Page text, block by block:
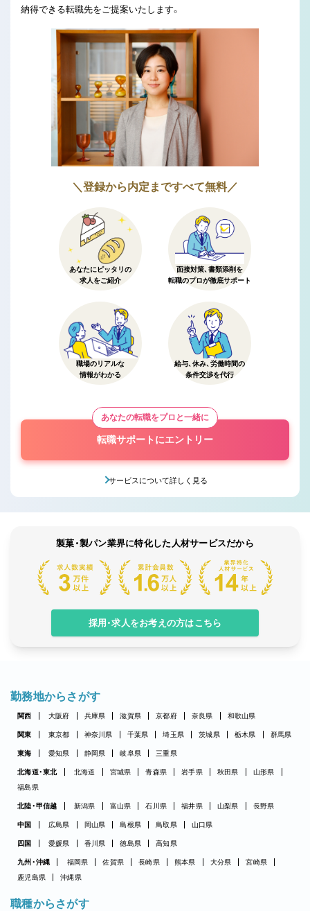
納得できる転職先をご提案いたします。
＼登録から内定まですべて無料／
あなたにピッタリの
求人をご紹介
面接対策、書類添削を
転職のプロが徹底サポート
職場のリアルな
情報がわかる
給与、休み、労働時間の
条件交渉を代行
あなたの転職をプロと一緒に
転職サポートにエントリー
サービスについて詳しく見る
製菓・製パン業界に特化した人材サービスだから
採用・求人をお考えの方はこちら
勤務地からさがす
関西 大阪府 兵庫県 滋賀県 京都府 奈良県 和歌山県
関東 東京都 神奈川県 千葉県 埼玉県 茨城県 栃木県 群馬県
東海 愛知県 静岡県 岐阜県 三重県
北海道・東北 北海道 宮城県 青森県 岩手県 秋田県
山形県
福島県
北陸・甲信越 新潟県 富山県 石川県 福井県 山梨県 長野県
中国 広島県 岡山県 島根県 鳥取県 山口県
四国 愛媛県 香川県 徳島県 高知県
九州・沖縄 福岡県 佐賀県 長崎県 熊本県 大分県
宮崎県
鹿児島県
沖縄県
職種からさがす